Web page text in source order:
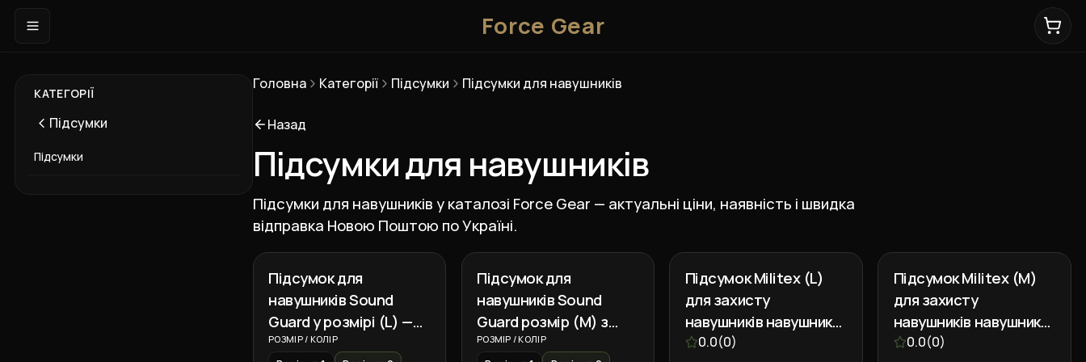
Force Gear
КАТЕГОРІЇ
Підсумки
Підсумки
Головна Категорії Підсумки Підсумки для навушників
Назад
Підсумки для навушників
Підсумки для навушників у каталозі Force Gear — актуальні ціни, наявність і швидка
відправка Новою Поштою по Україні.
Підсумок для
навушників Sound
Guard у розмірі (L) —
Піксель
РОЗМІР / КОЛІР
Підсумок для
навушників Sound
Guard розмір (M) з
захистом від вологи —
РОЗМІР / КОЛІР
Підсумок Militex (L)
для захисту
навушників навушники
Cordura original USA
0.0(0)
Підсумок Militex (M)
для захисту
навушників навушники
Cordura original USA
0.0(0)